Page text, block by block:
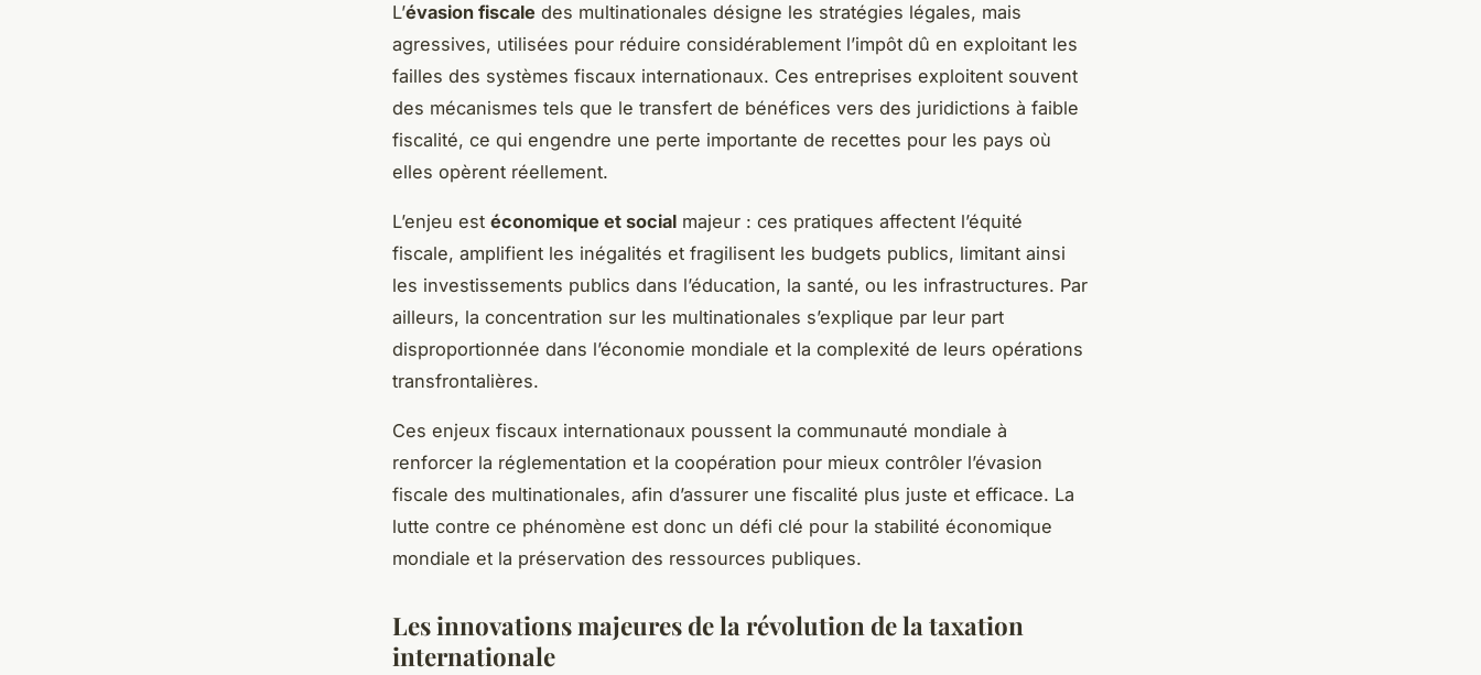
L’évasion fiscale des multinationales désigne les stratégies légales, mais
agressives, utilisées pour réduire considérablement l’impôt dû en exploitant les
failles des systèmes fiscaux internationaux. Ces entreprises exploitent souvent
des mécanismes tels que le transfert de bénéfices vers des juridictions à faible
fiscalité, ce qui engendre une perte importante de recettes pour les pays où
elles opèrent réellement.
L’enjeu est économique et social majeur : ces pratiques affectent l’équité
fiscale, amplifient les inégalités et fragilisent les budgets publics, limitant ainsi
les investissements publics dans l’éducation, la santé, ou les infrastructures. Par
ailleurs, la concentration sur les multinationales s’explique par leur part
disproportionnée dans l’économie mondiale et la complexité de leurs opérations
transfrontalières.
Ces enjeux fiscaux internationaux poussent la communauté mondiale à
renforcer la réglementation et la coopération pour mieux contrôler l’évasion
fiscale des multinationales, afin d’assurer une fiscalité plus juste et efficace. La
lutte contre ce phénomène est donc un défi clé pour la stabilité économique
mondiale et la préservation des ressources publiques.
Les innovations majeures de la révolution de la taxation
internationale